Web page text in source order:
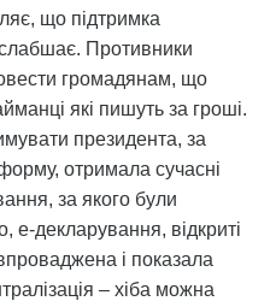
що підтримка
Противники
громадянам, що
які пишуть за гроші.
президента, за
отримала сучасні
за якого були
е-декларування, відкриті
і показала
– хіба можна